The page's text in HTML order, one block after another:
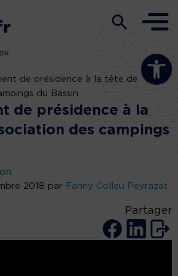
Ouvrir la
de présidence à la tête de
du Bassin
de présidence à la
des campings
2018 par Fanny Colleu Peyrazat
Partager